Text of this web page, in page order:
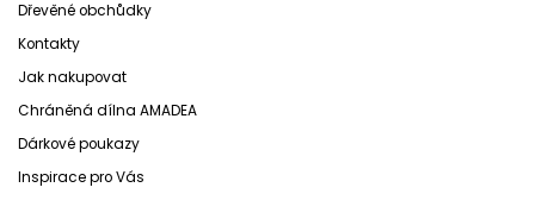
Dřevěné obchůdky
Kontakty
Jak nakupovat
Chráněná dílna AMADEA
Dárkové poukazy
Inspirace pro Vás